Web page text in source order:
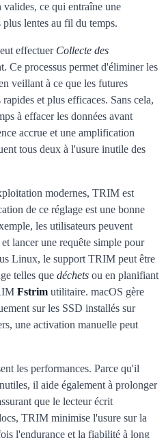
valides, ce qui entraîne une
lentes au fil du temps.
effectuer Collecte des
Ce processus permet d'éliminer les
veillant à ce que les futures
et plus efficaces. Sans cela,
à effacer les données avant
accrue et une amplification
tous deux à l'usure inutile des
modernes, TRIM est
de ce réglage est une bonne
les utilisateurs peuvent
lancer une requête simple pour
Linux, le support TRIM peut être
telles que déchets ou en planifiant
Fstrim utilitaire. macOS gère
sur les SSD installés sur
une activation manuelle peut
les performances. Parce qu'il
il aide également à prolonger
que le lecteur écrit
TRIM minimise l'usure sur la
l'endurance et la fiabilité à long